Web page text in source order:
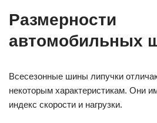
Размерности
автомобильных
Всесезонные шины липучки
некоторым характеристикам. Они
индекс скорости и нагрузки.